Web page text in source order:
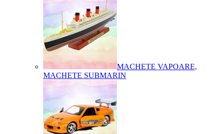
MACHETE VAPOARE,
MACHETE SUBMARIN